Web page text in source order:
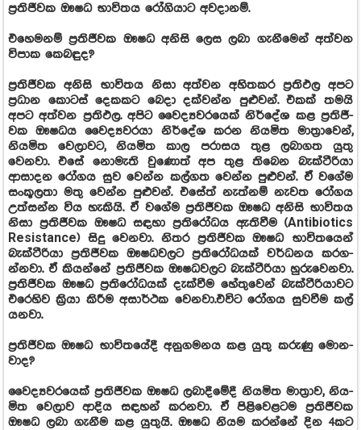
ප්‍රති­ජී­වක ඖෂධ භාවි­තය රෝගි­යාට අව­දා­නම්.
එහෙ­ම­නම් ප්‍රති­ජී­වක ඖෂධ අනිසි ලෙස ලබා ගැනී­මෙන් අත්වන
විපාක කෙබ­ඳුද?
ප්‍රති­ජී­වක අනිසි භාවි­තය නිසා අත්වන අහි­ත­කර ප්‍රති­ඵල අපට
ප්‍රධාන කොටස් දෙක­කට බෙදා දක්වන්න පුළු­වන්. එකක් තමයි
අපට අත්වන ප්‍රති­ඵල. අපිට වෛද්‍ය­ව­ර­යෙක් නිර්දේශ කළ ප්‍රති­ජී­
වක ඖෂ­ධය වෛද්‍ය­ව­රයා නිර්දේශ කරන නිය­මිත මාත්‍රා­වෙන්,
නිය­මිත වෙලා­වට, නිය­මිත කාල පරා­සය තුළ ලබා­ගත යුතු
වෙනවා. එසේ නොමැති වුණොත් අප තුළ තිබෙන බැක්ටී­රියා
ආසා­දන රෝගය සුව වෙන්න කල්ගත වෙන්න පුළු­වන්. ඒ වගේම
සංකූ­ලතා මතු වෙන්න පුළු­වන්. එසේත් නැත්නම් නැවත රෝගය
උත්සන්න විය හැකියි. ඒ වගේම ප්‍රති­ජී­වක ඖෂධ අනිසි භාවි­තය
නිසා ප්‍රති­ජී­වක ඖෂධ සඳහා ප්‍රති­රෝ­ධය ඇති­වීම (Antibiotics
Resistance) සිදු වෙනවා. නිතර ප්‍රති­ජී­වක ඖෂධ භාවි­ත­යෙන්
බැක්ටී­රියා ප්‍රති­ජී­වක ඖෂ­ධ­ව­ලට ප්‍රති­රෝ­ධ­යක් වර්ධ­නය කර­ග­
න්නවා. ඒ කියන්නේ ප්‍රති­ජී­වක ඖෂ­ධ­ව­ලට බැක්ටී­රියා හුරු­වෙ­නවා.
ප්‍රති­ජී­වක ඖෂධ ප්‍රති­රෝ­ධ­යක් දැක්වීම හේතු­වෙන් බැක්ටී­රි­යා­වට
එරෙ­හිව ක්‍රියා කිරීම අසා­ර්ථක වෙනවා.එවිට රෝගය සුව­වීම කල්
යනවා.
ප්‍රති­ජී­වක ඖෂධ භාවි­ත­යේදී අනු­ග­ම­නය කළ යුතු කරුණු මොන­
වාද?
වෛද්‍ය­ව­ර­යෙක් ප්‍රති­ජී­වක ඖෂධ ලබා­දී­මේදී නිය­මිත මාත්‍රාව, නිය­
මිත වෙලාව ආදිය සඳ­හන් කර­නවා. ඒ පිළි­වෙ­ළ­ටම ප්‍රති­ජී­වක
ඖෂධ ලබා ගැනීම කළ යුතුයි. ඖෂධ නියම කරන්නේ දින 4කට